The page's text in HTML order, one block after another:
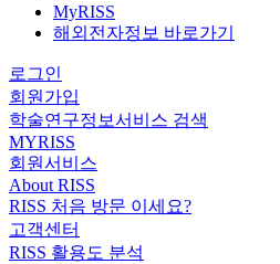
MyRISS
해외전자정보 바로가기
로그인
회원가입
학술연구정보서비스 검색
MYRISS
회원서비스
About RISS
RISS 처음 방문 이세요?
고객센터
RISS 활용도 분석